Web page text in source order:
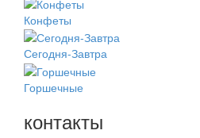
Конфеты
Сегодня-Завтра
Горшечные
контакты